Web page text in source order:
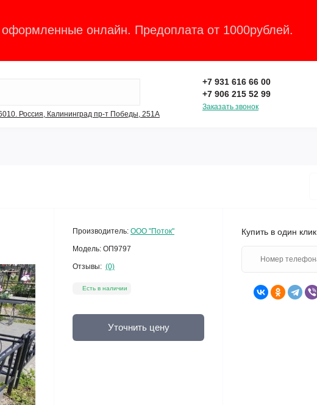
онлайн. Предоплата от 1000рублей.
Россия, Калининград пр-т Победы, 251А
+7 931 616 66 00
+7 906 215 52 99
Заказать звонок
Производитель: ООО "Поток"
Модель: ОП9797
Отзывы: (0)
Есть в наличии
Уточнить цену
Купить в один клик